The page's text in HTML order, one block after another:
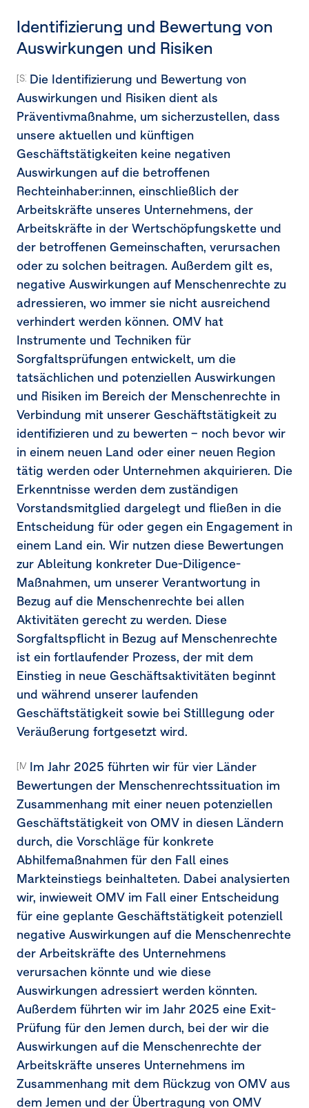
Identifizierung und Bewertung von
Auswirkungen und Risiken
[S1-4.41] [S1-4.37] [S1-4.38a] [MDR-A-68a]
Die Identifizierung und Bewertung von
Auswirkungen und Risiken dient als
Präventivmaßnahme, um sicherzustellen, dass
unsere aktuellen und künftigen
Geschäftstätigkeiten keine negativen
Auswirkungen auf die betroffenen
Rechteinhaber:innen, einschließlich der
Arbeitskräfte unseres Unternehmens, der
Arbeitskräfte in der Wertschöpfungskette und
der betroffenen Gemeinschaften, verursachen
oder zu solchen beitragen. Außerdem gilt es,
negative Auswirkungen auf Menschenrechte zu
adressieren, wo immer sie nicht ausreichend
verhindert werden können. OMV hat
Instrumente und Techniken für
Sorgfaltsprüfungen entwickelt, um die
tatsächlichen und potenziellen Auswirkungen
und Risiken im Bereich der Menschenrechte in
Verbindung mit unserer Geschäftstätigkeit zu
identifizieren und zu bewerten – noch bevor wir
in einem neuen Land oder einer neuen Region
tätig werden oder Unternehmen akquirieren. Die
Erkenntnisse werden dem zuständigen
Vorstandsmitglied dargelegt und fließen in die
Entscheidung für oder gegen ein Engagement in
einem Land ein. Wir nutzen diese Bewertungen
zur Ableitung konkreter Due-Diligence-
Maßnahmen, um unserer Verantwortung in
Bezug auf die Menschenrechte bei allen
Aktivitäten gerecht zu werden. Diese
Sorgfaltspflicht in Bezug auf Menschenrechte
ist ein fortlaufender Prozess, der mit dem
Einstieg in neue Geschäftsaktivitäten beginnt
und während unserer laufenden
Geschäftstätigkeit sowie bei Stilllegung oder
Veräußerung fortgesetzt wird.
[MDR-A-68a-68c, 68e]
Im Jahr 2025 führten wir für vier Länder
Bewertungen der Menschenrechtssituation im
Zusammenhang mit einer neuen potenziellen
Geschäftstätigkeit von OMV in diesen Ländern
durch, die Vorschläge für konkrete
Abhilfemaßnahmen für den Fall eines
Markteinstiegs beinhalteten. Dabei analysierten
wir, inwieweit OMV im Fall einer Entscheidung
für eine geplante Geschäftstätigkeit potenziell
negative Auswirkungen auf die Menschenrechte
der Arbeitskräfte des Unternehmens
verursachen könnte und wie diese
Auswirkungen adressiert werden könnten.
Außerdem führten wir im Jahr 2025 eine Exit-
Prüfung für den Jemen durch, bei der wir die
Auswirkungen auf die Menschenrechte der
Arbeitskräfte unseres Unternehmens im
Zusammenhang mit dem Rückzug von OMV aus
dem Jemen und der Übertragung von OMV